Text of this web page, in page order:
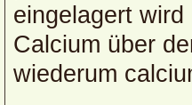
eingelagert
Calcium über
wiederum